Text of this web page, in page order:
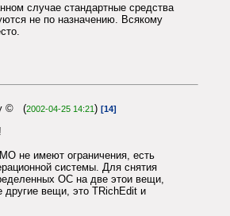
случае стандартные средства
не по назначению. Всякому
© (2002-04-25 14:21 ) [14]
не имеют ограничения, есть
системы. Для снятия
ОС на две этои вещи,
другие вещи, это TRichEdit и